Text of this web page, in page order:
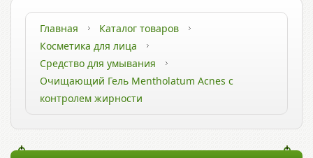
Главная
Каталог товаров
Косметика для лица
Средство для умывания
Очищающий Гель Mentholatum Acnes с
контролем жирности